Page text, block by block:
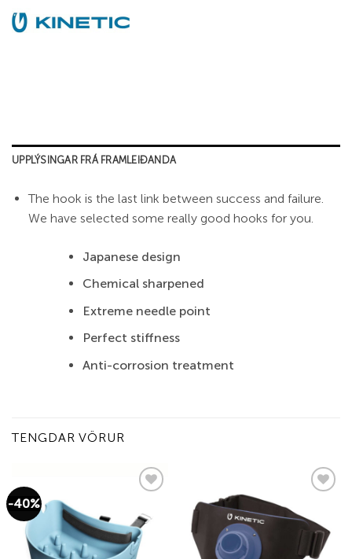
UPPLÝSINGAR FRÁ FRAMLEIÐANDA
The hook is the last link between success and failure.
We have selected some really good hooks for you.
Japanese design
Chemical sharpened
Extreme needle point
Perfect stiffness
Anti-corrosion treatment
TENGDAR VÖRUR
-40%
wishlist
wishlist